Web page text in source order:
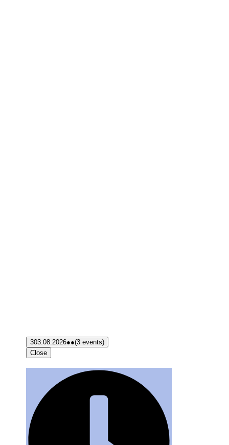
303.08.2026●●(3 events)
Close